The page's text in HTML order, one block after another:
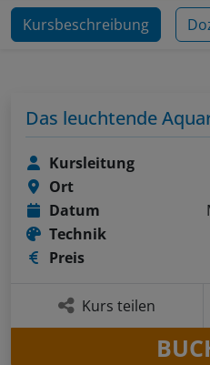
Kursbeschreibung
Das leuchtende
Kursleitung
Ort
Datum
Technik
Preis
Kurs teilen